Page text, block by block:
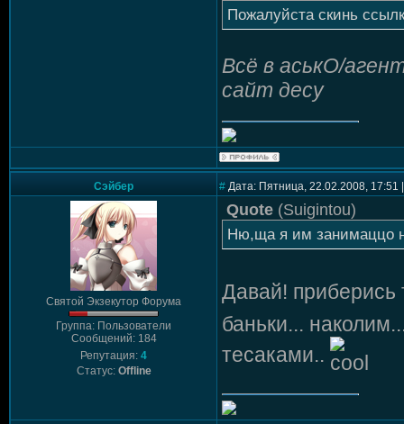
Пожалуйста скинь
Всё в аськО/
сайт десу
Сэйбер # Дата: Пятница, 22.02.2008,
Святой Экзекутор Форума
Группа: Пользователи
Сообщений: 184
Репутация: 4
Статус: Offline
Quote (Suigintou)
Ню,ща я им занимаццо
Давай! приберись
баньки...
тесаками..